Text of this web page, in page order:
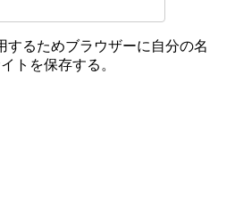
するためブラウザーに自分の名
トを保存する。